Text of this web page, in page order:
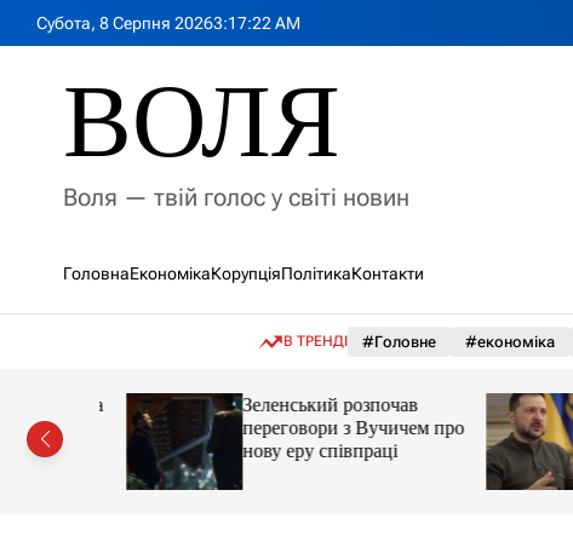
Субота, 8 Серпня 20263:17:24 AM
ВОЛЯ
Воля — твій голос у світі новин
ГоловнаЕкономікаКорупціяПолітикаКонтакти
В ТРЕНДІ #Головне #економіка
на
Зеленський розпочав
переговори з Вучичем про
нову еру співпраці